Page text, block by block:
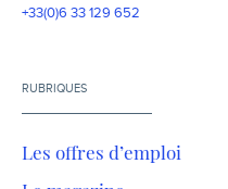
+33(0)6 33 129 652
RUBRIQUES
Les offres d’emploi